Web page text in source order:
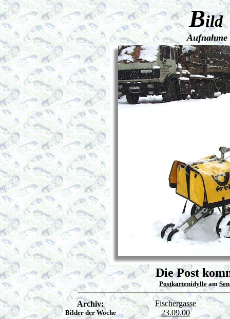
Bild
Aufnahme
Die Post
Postkartenidylleam
Archiv:
Bilder der Woche
Fischergasse
23.09.00